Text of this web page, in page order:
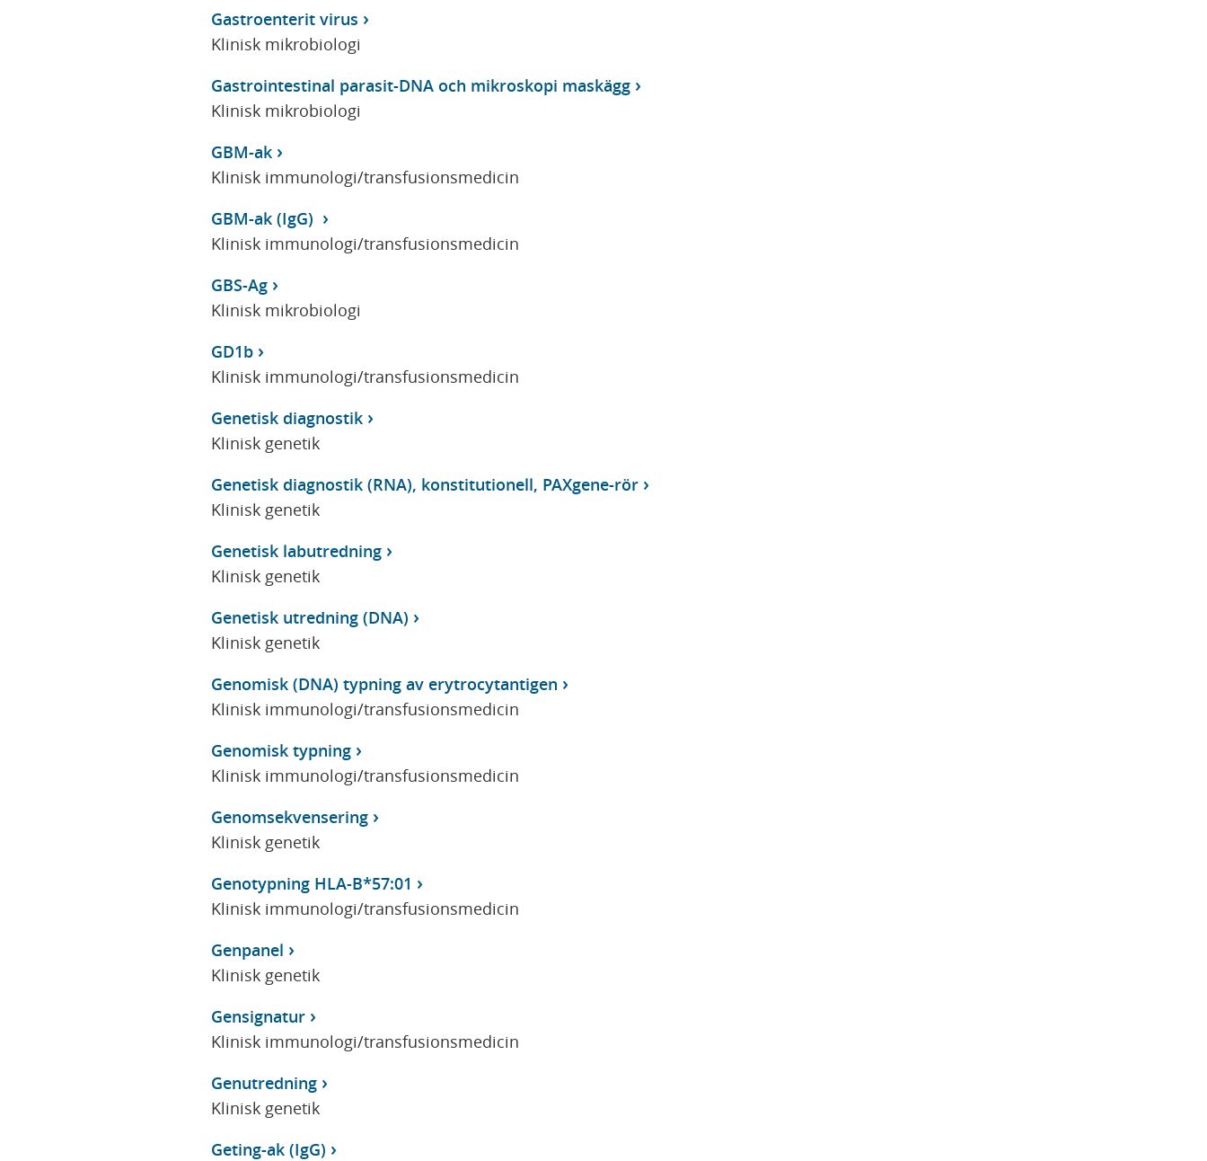
Gastroenterit virus
Klinisk mikrobiologi
Gastrointestinal parasit-DNA och mikroskopi maskägg
Klinisk mikrobiologi
GBM-ak
Klinisk immunologi/transfusionsmedicin
GBM-ak (IgG)
Klinisk immunologi/transfusionsmedicin
GBS-Ag
Klinisk mikrobiologi
GD1b
Klinisk immunologi/transfusionsmedicin
Genetisk diagnostik
Klinisk genetik
Genetisk diagnostik (RNA), konstitutionell, PAXgene-rör
Klinisk genetik
Genetisk labutredning
Klinisk genetik
Genetisk utredning (DNA)
Klinisk genetik
Genomisk (DNA) typning av erytrocytantigen
Klinisk immunologi/transfusionsmedicin
Genomisk typning
Klinisk immunologi/transfusionsmedicin
Genomsekvensering
Klinisk genetik
Genotypning HLA-B*57:01
Klinisk immunologi/transfusionsmedicin
Genpanel
Klinisk genetik
Gensignatur
Klinisk immunologi/transfusionsmedicin
Genutredning
Klinisk genetik
Geting-ak (IgG)